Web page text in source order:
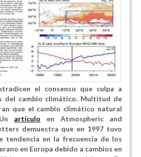
el consenso que culpa a
del cambio climático. Multitud de
que el cambio climático natural
artículo en Atmospheric and
demuestra que en 1997 tuvo
tendencia en la frecuencia de los
en Europa debido a cambios en